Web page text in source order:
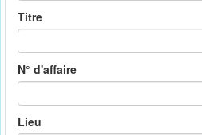
Titre
N° d'affaire
Lieu